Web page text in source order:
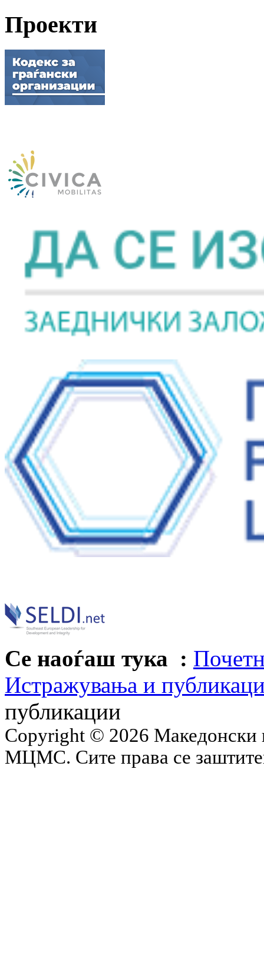
Проекти
Се наоѓаш тука :
Истражувања и
публикации
Copyright © 2026 Македонски
МЦМС. Сите права се